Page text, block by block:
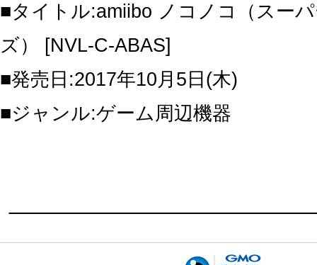
■タイトル:amiibo ノコノコ（スー
ズ） [NVL-C-ABAS]
■発売日:2017年10月5日(木)
■ジャンル:ゲーム周辺機器